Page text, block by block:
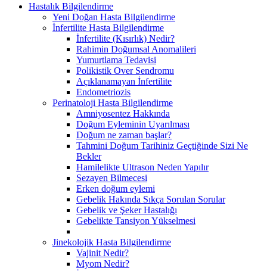
Hastalık Bilgilendirme
Yeni Doğan Hasta Bilgilendirme
İnfertilite Hasta Bilgilendirme
İnfertilite (Kısırlık) Nedir?
Rahimin Doğumsal Anomalileri
Yumurtlama Tedavisi
Polikistik Over Sendromu
Açıklanamayan İnfertilite
Endometriozis
Perinatoloji Hasta Bilgilendirme
Amniyosentez Hakkında
Doğum Eyleminin Uyarılması
Doğum ne zaman başlar?
Tahmini Doğum Tarihiniz Geçtiğinde Sizi Ne
Bekler
Hamilelikte Ultrason Neden Yapılır
Sezayen Bilmecesi
Erken doğum eylemi
Gebelik Hakında Sıkça Sorulan Sorular
Gebelik ve Şeker Hastalığı
Gebelikte Tansiyon Yükselmesi
Jinekolojik Hasta Bilgilendirme
Vajinit Nedir?
Myom Nedir?